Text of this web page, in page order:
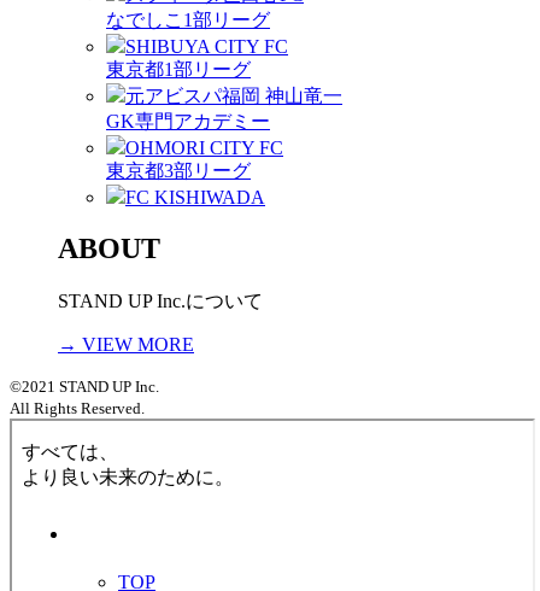
なでしこ1部リーグ
SHIBUYA CITY FC
東京都1部リーグ
元アビスパ福岡 神山竜一
GK専門アカデミー
OHMORI CITY FC
東京都3部リーグ
FC KISHIWADA
ABOUT
STAND UP Inc.について
→ VIEW MORE
©2021 STAND UP Inc.
All Rights Reserved.